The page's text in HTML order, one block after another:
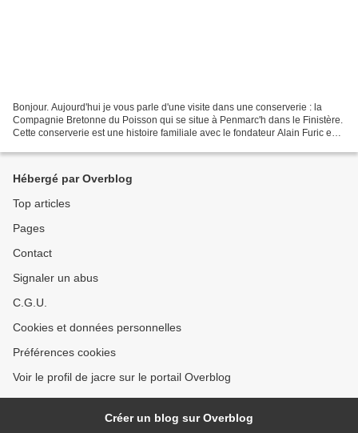
Bonjour. Aujourd'hui je vous parle d'une visite dans une conserverie : la
Compagnie Bretonne du Poisson qui se situe à Penmarc'h dans le Finistère.
Cette conserverie est une histoire familiale avec le fondateur Alain Furic en
Hébergé par Overblog
Top articles
Pages
Contact
Signaler un abus
C.G.U.
Cookies et données personnelles
Préférences cookies
Voir le profil de jacre sur le portail Overblog
Créer un blog sur Overblog